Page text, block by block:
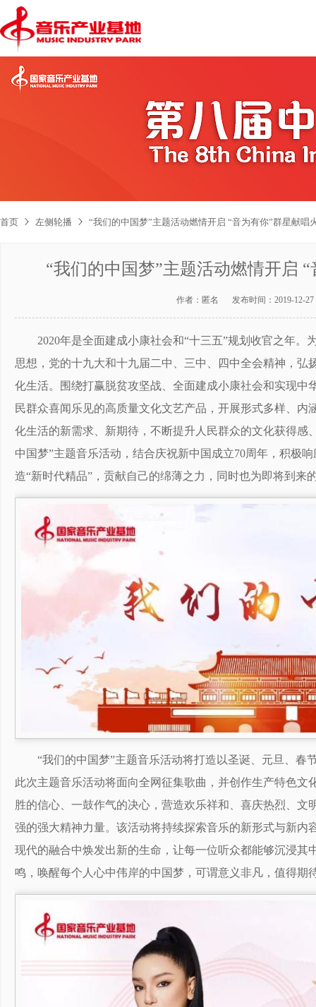
首页 左侧轮播 “我们的中国梦”主题活动燃情开启 “音为有你”群星献唱
“我们的中国梦”主题活动燃情开启
作者： 匿名 发布时间： 2019-12-27
2020年是全面建成小康社会和“十三五”规划收官之年
思想，党的十九大和十九届二中、三中、四中全会精神，
化生活。围绕打赢脱贫攻坚战、全面建成小康社会和实现中
民群众喜闻乐见的高质量文化文艺产品，开展形式多样、
化生活的新需求、新期待，不断提升人民群众的文化获得感
中国梦”主题音乐活动，结合庆祝新中国成立70周年，积极
造“新时代精品”，贡献自己的绵薄之力，同时也为即将到来
“我们的中国梦”主题音乐活动将打造以圣诞、元旦、春
此次主题音乐活动将面向全网征集歌曲，并创作生产特色
胜的信心、一鼓作气的决心，营造欢乐祥和、喜庆热烈、
强的强大精神力量。该活动将持续探索音乐的新形式与新内
现代的融合中焕发出新的生命，让每一位听众都能够沉浸其
鸣，唤醒每个人心中伟岸的中国梦，可谓意义非凡，值得期